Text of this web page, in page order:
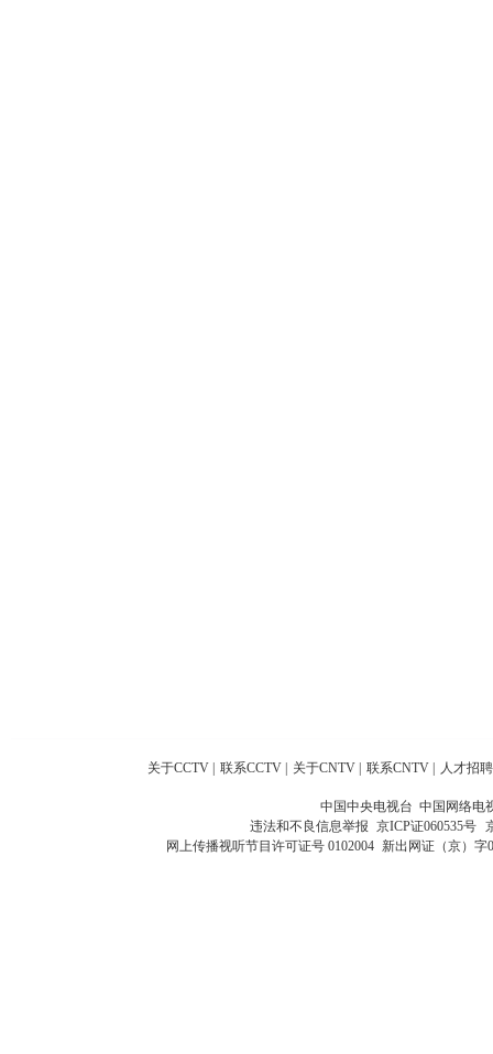
关于CCTV 联系CCTV 关于CNTV 联系CNTV 人才招聘
中国中央电视台 中国网络电
违法和不良信息举报 京ICP证060535号
网上传播视听节目许可证号 0102004 新出网证（京）